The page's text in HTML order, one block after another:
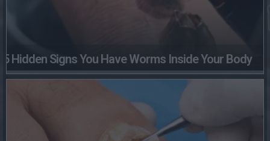
5 Hidden Signs You Have Worms Inside Your Body